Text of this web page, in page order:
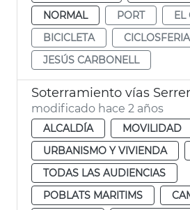
NORMAL
PORT
EL
BICICLETA
CICLOSFERIA
JESÚS CARBONELL
Soterramiento vías
modificado hace 2 años
ALCALDÍA
MOVILIDAD
URBANISMO Y VIVIENDA
TODAS LAS AUDIENCIAS
POBLATS MARITIMS